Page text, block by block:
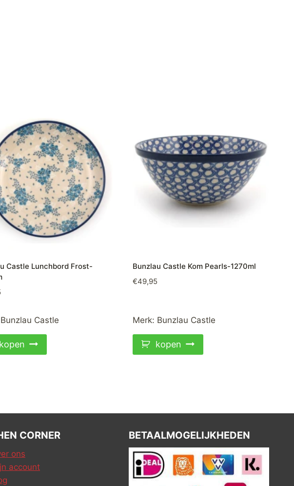
Castle Lunchbord Frost-
Bunzlau Castle
kopen
Bunzlau Castle Kom Pearls-1270ml
€49,95
Merk: Bunzlau Castle
kopen
CORNER
ons
account
BETAALMOGELIJKHEDEN